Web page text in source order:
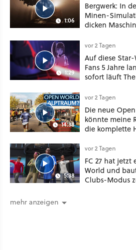
1:06
Bergwerk: In
Minen-
dicken
1:29
vor 2 Tagen
Auf diese
Fans 5 Jahre
sofort läuft
14:38
vor 2 Tagen
Die neue
könnte meine
die komplette
5:38
vor 2 Tagen
FC 27 hat jetzt
World und
Clubs-Modus
mehr anzeigen